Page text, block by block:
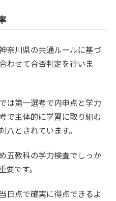
奈川県の共通ルールに基づ
わせて合否判定を行いま
は第一選考で内申点と学力
で主体的に学習に取り組む
とされています。
五教科の学力検査でしっか
です。
日点で確実に得点できるよ